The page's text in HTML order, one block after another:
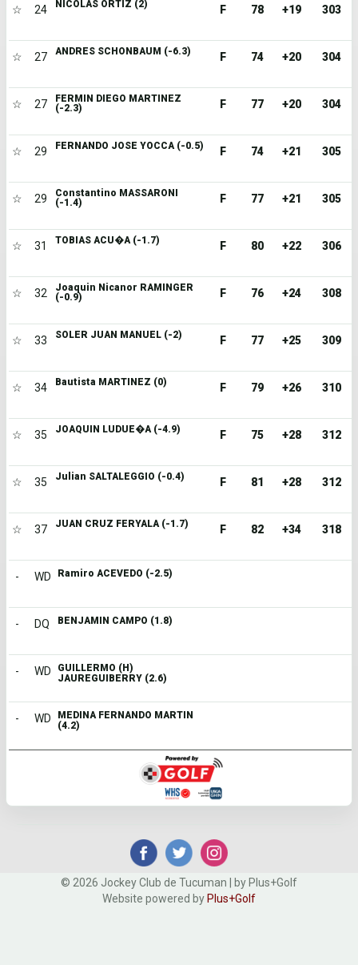
☆ 24 NICOLAS ORTIZ (2) F 78 +19 303
☆ 27 ANDRES SCHONBAUM (-6.3) F 74 +20 304
☆ 27
FERMIN DIEGO MARTINEZ
(-2.3)
F 77 +20 304
☆ 29 FERNANDO JOSE YOCCA (-0.5) F 74 +21 305
☆ 29
Constantino MASSARONI
(-1.4)
F 77 +21 305
☆ 31 TOBIAS ACU�A (-1.7) F 80 +22 306
☆ 32
Joaquin Nicanor RAMINGER
(-0.9)
F 76 +24 308
☆ 33 SOLER JUAN MANUEL (-2) F 77 +25 309
☆ 34 Bautista MARTINEZ (0) F 79 +26 310
☆ 35 JOAQUIN LUDUE�A (-4.9) F 75 +28 312
☆ 35 Julian SALTALEGGIO (-0.4) F 81 +28 312
☆ 37 JUAN CRUZ FERYALA (-1.7) F 82 +34 318
- WD Ramiro ACEVEDO (-2.5)
- DQ BENJAMIN CAMPO (1.8)
- WD
GUILLERMO (H)
JAUREGUIBERRY (2.6)
- WD
MEDINA FERNANDO MARTIN
(4.2)
© 2026 Jockey Club de Tucuman | by Plus+Golf
Website powered by Plus+Golf